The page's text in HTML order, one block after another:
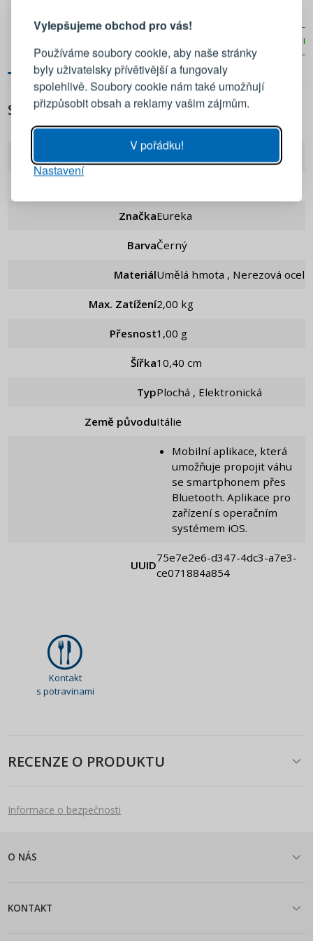
Vylepšujeme obchod pro vás!
Používáme soubory cookie, aby naše stránky
byly uživatelsky přívětivější a fungovaly
spolehlivě. Soubory cookie nám také umožňují
přizpůsobit obsah a reklamy vašim zájmům.
V pořádku!
Nastavení
SPECIFIKACE
Značka Eureka
Barva Černý
Materiál Umělá hmota , Nerezová ocel
Max. Zatížení 2,00 kg
Přesnost 1,00 g
Šířka 10,40 cm
Typ Plochá , Elektronická
Země původu Itálie
Mobilní aplikace, která
umožňuje propojit váhu
se smartphonem přes
Bluetooth. Aplikace pro
zařízení s operačním
systémem iOS.
UUID
75e7e2e6-d347-4dc3-a7e3-
ce071884a854
Kontakt
s potravinami
RECENZE O PRODUKTU
Informace o bezpečnosti
O NÁS
KONTAKT
Přihlaste se ke svému účtu
Emailová adresa
PŘIHLÁSIT SE
Připomenutí hesla